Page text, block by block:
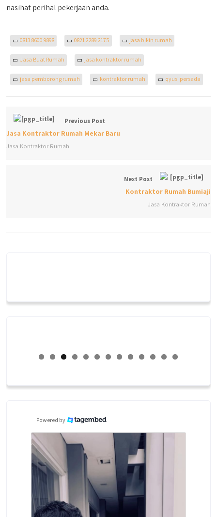
nasihat perihal pekerjaan anda.
0813 8600 9898 0821 2289 2175 jasa bikin rumah
Jasa Buat Rumah jasa kontraktor rumah
jasa pemborong rumah kontraktor rumah qyusi persada
Previous Post
Jasa Kontraktor Rumah Mekar Baru
Jasa Kontraktor Rumah
Next Post
Kontraktor Rumah Bumiaji
Jasa Kontraktor Rumah
Powered by